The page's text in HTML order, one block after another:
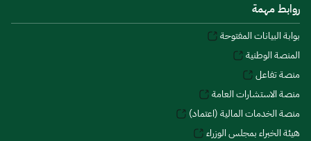
روابط مهمة
بوابة البيانات المفتوحة
المنصة الوطنية
منصة تفاعل
منصة الاستشارات العامة
منصة الخدمات المالية (اعتماد)
هيئة الخبراء بمجلس الوزراء